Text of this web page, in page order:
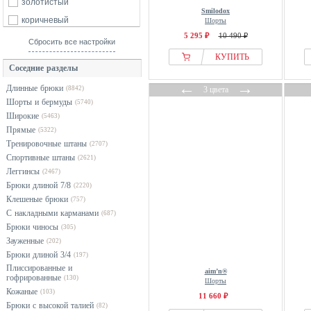
Dangerous DNGRS
Denim Factory
Dynafit
Ed Hardy
ellesse
Emporio Armani
even&odd
Fabletics
Falke
FELICIOUS
Fila
French Connection
From Germany With Love
GANT
Golds Gym
Gorilla Wear
золотистый
коричневый
красный
розовый
серебристый
синий
фиолетовый
хаки
черный
Сбросить все настройки
Соседние разделы
Длинные брюки (8842)
Шорты и бермуды (5740)
Широкие (5463)
Прямые (5322)
Тренировочные штаны (2707)
Спортивные штаны (2621)
Леггинсы (2467)
Брюки длиной 7/8 (2220)
Клешеные брюки (757)
С накладными карманами (687)
Брюки чиносы (305)
Зауженные (202)
Брюки длиной 3/4 (197)
Плиссированные и
гофрированные (130)
Кожаные (103)
Брюки с высокой талией (82)
Smilodox
Шорты
5 295 ₽ 10 490 ₽
КУПИТЬ
←3 цвета→
aim’n®
Шорты
11 660 ₽